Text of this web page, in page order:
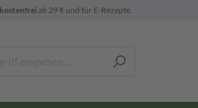
ab 29 € und für E-Rezepte